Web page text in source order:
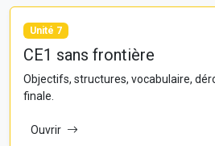
Unité 7
CE1 sans frontière
Objectifs, structures, vocabulaire,
finale.
Ouvrir